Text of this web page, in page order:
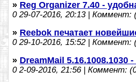
» Reg Organizer 7.40 -
029-07-2016, 20:13 | Коммент:
» Reebok печатает
029-10-2016, 15:52 | Коммент:
» DreamMail 5.16.1008.1030
02-09-2016, 21:56 | Коммент: